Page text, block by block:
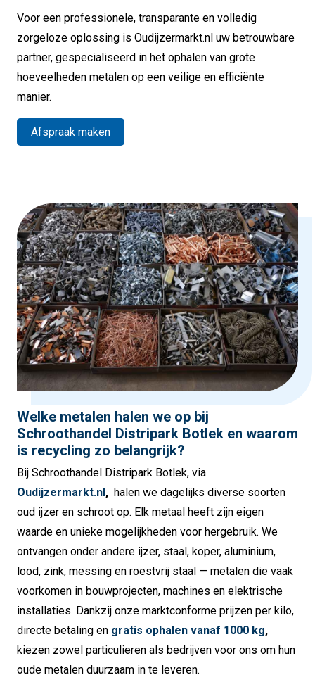
Voor een professionele, transparante en volledig
zorgeloze oplossing is Oudijzermarkt.nl uw betrouwbare
partner, gespecialiseerd in het ophalen van grote
hoeveelheden metalen op een veilige en efficiënte
manier.
Afspraak maken
Welke metalen halen we op bij
Schroothandel Distripark Botlek en waarom
is recycling zo belangrijk?
Bij Schroothandel Distripark Botlek, via
Oudijzermarkt.nl, halen we dagelijks diverse soorten
oud ijzer en schroot op. Elk metaal heeft zijn eigen
waarde en unieke mogelijkheden voor hergebruik. We
ontvangen onder andere ijzer, staal, koper, aluminium,
lood, zink, messing en roestvrij staal — metalen die vaak
voorkomen in bouwprojecten, machines en elektrische
installaties. Dankzij onze marktconforme prijzen per kilo,
directe betaling en gratis ophalen vanaf 1000 kg,
kiezen zowel particulieren als bedrijven voor ons om hun
oude metalen duurzaam in te leveren.